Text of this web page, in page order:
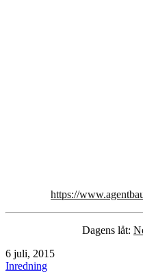
https://
Dagens låt:
Publicerat
den
6 juli, 2015
Kategoriserat
Inredning